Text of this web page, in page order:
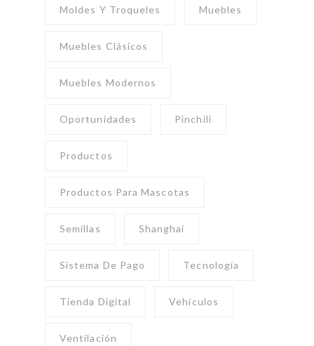
Moldes Y Troqueles Muebles
Muebles Clásicos
Muebles Modernos
Oportunidades Pinchili
Productos
Productos Para Mascotas
Semillas Shanghai
Sistema De Pago Tecnología
Tienda Digital Vehículos
Ventilación